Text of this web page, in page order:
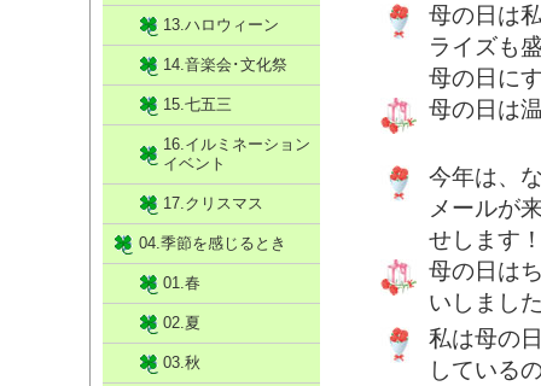
母の日は
ライズも
母の日に
母の日は
今年は、
メールが
せします
母の日は
いしまし
私は母の
している
13.ハロウィーン
14.音楽会･文化祭
15.七五三
16.イルミネーション
イベント
17.クリスマス
04.季節を感じるとき
01.春
02.夏
03.秋